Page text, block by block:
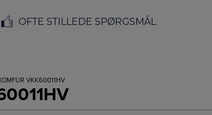
OFTE STILLEDE SPØRGSMÅL
VKK60011HV